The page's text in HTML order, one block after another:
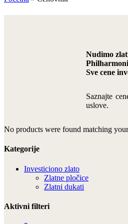
Nudimo
Sve cene
Saznajte
uslove.
No products were found matching
Kategorije
Investiciono zlato
Zlatne pločice
Zlatni dukati
Aktivni filteri